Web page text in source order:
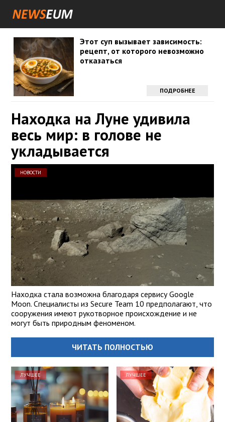
Этот суп вызывает зависимость:
рецепт, от которого невозможно
отказаться
ПОДРОБНЕЕ
Находка на Луне удивила
весь мир: в голове не
укладывается
НОВОСТИ
Находка стала возможна благодаря сервису Google
Moon. Специалисты из Secure Team 10 предполагают, что
сооружения имеют рукотворное происхождение и не
могут быть природным феноменом.
ЧИТАТЬ ПОЛНОСТЬЮ
ЛУЧШЕЕ ЛУЧШЕЕ